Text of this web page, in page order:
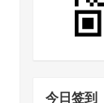
今日签到